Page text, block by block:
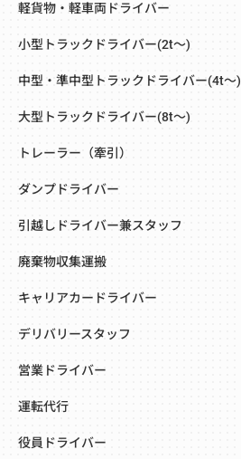
軽貨物・軽車両ドライバー
小型トラックドライバー(2t～)
中型・準中型トラックドライバー(4t～)
大型トラックドライバー(8t～)
トレーラー（牽引）
ダンプドライバー
引越しドライバー兼スタッフ
廃棄物収集運搬
キャリアカードライバー
デリバリースタッフ
営業ドライバー
運転代行
役員ドライバー